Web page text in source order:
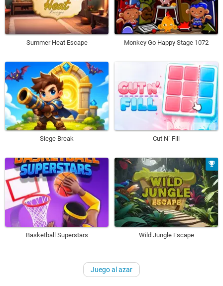
Summer Heat Escape Monkey Go Happy Stage 1072
Siege Break Cut N´ Fill
Basketball Superstars Wild Jungle Escape
Juego al azar